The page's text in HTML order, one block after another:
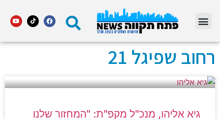
רחוב שפיגל 21
גיא אליהו, מנכ"ל מקפ"ת: "המחזור שלנו